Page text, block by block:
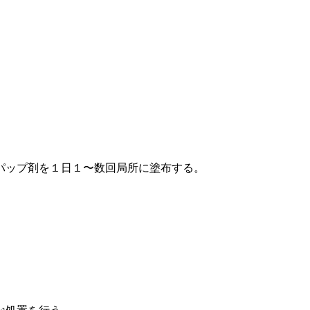
プ剤を１日１〜数回局所に塗布する。